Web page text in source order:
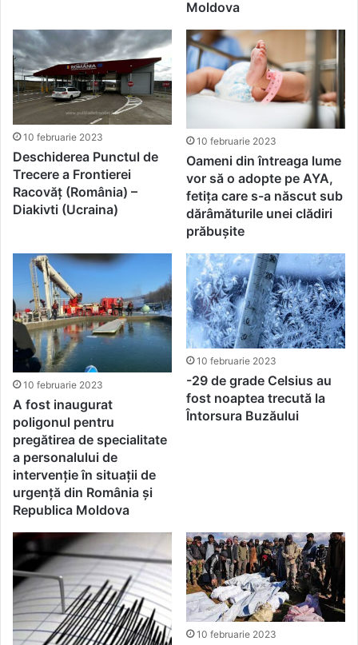
Moldova
10 februarie 2023
Deschiderea Punctul de
Trecere a Frontierei
Racovăț (România) –
Diakivti (Ucraina)
10 februarie 2023
Oameni din întreaga lume
vor să o adopte pe AYA,
fetița care s-a născut sub
dărâmăturile unei clădiri
prăbușite
10 februarie 2023
A fost inaugurat
poligonul pentru
pregătirea de specialitate
a personalului de
intervenţie în situaţii de
urgenţă din România şi
Republica Moldova
10 februarie 2023
-29 de grade Celsius au
fost noaptea trecută la
Întorsura Buzăului
10 februarie 2023